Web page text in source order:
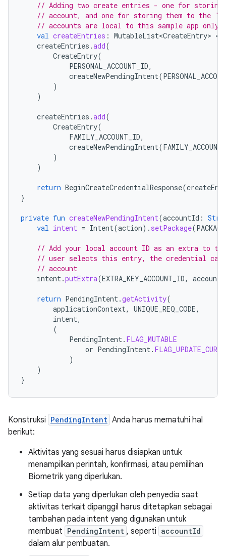
// Adding two create entries - one for
// account, and one for storing them to the
// accounts are local to this sample app only.
val createEntries : MutableList<CreateEntry> =
createEntries .add(
CreateEntry(
PERSONAL_ACCOUNT_ID,
createNewPendingIntent(
)
)
createEntries .add(
CreateEntry(
FAMILY_ACCOUNT_ID,
createNewPendingIntent(
)
)
return BeginCreateCredentialResponse(
}
private fun createNewPendingIntent(accountId :
val intent = Intent(action). setPackage(
// Add your local account ID as an extra to
// user selects this entry, the credential can
// account
intent.putExtra(EXTRA_KEY_ACCOUNT_ID,
return PendingIntent.getActivity(
applicationContext, UNIQUE_REQ_CODE,
intent,
(
PendingIntent. FLAG_MUTABLE
or PendingIntent.
)
)
}
Konstruksi PendingIntent Anda harus mematuhi hal
berikut:
Aktivitas yang sesuai harus disiapkan untuk
menampilkan perintah, konfirmasi, atau pemilihan
Biometrik yang diperlukan.
Setiap data yang diperlukan oleh penyedia saat
aktivitas terkait dipanggil harus ditetapkan sebagai
tambahan pada intent yang digunakan untuk
membuat PendingIntent , seperti accountId
dalam alur pembuatan.